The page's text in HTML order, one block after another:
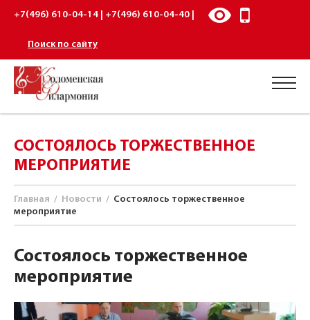
+7(496) 610-04-14 | +7(496) 610-04-40 |
Поиск по сайту
СОСТОЯЛОСЬ ТОРЖЕСТВЕННОЕ
МЕРОПРИЯТИЕ
Главная / Новости / Состоялось торжественное
мероприятие
Состоялось торжественное
мероприятие